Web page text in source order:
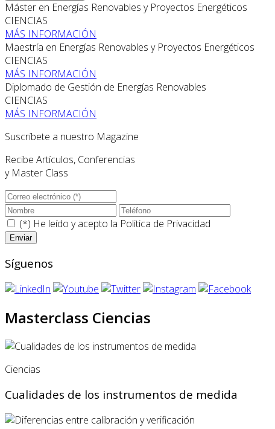
Máster en Energías Renovables y Proyectos Energéticos
CIENCIAS
MÁS INFORMACIÓN
Maestría en Energías Renovables y Proyectos Energéticos
CIENCIAS
MÁS INFORMACIÓN
Diplomado de Gestión de Energías Renovables
CIENCIAS
MÁS INFORMACIÓN
Suscríbete a nuestro Magazine
Recibe Artículos, Conferencias
y Master Class
(*) He leído y acepto la Politica de Privacidad
Síguenos
Masterclass Ciencias
Ciencias
Cualidades de los instrumentos de medida